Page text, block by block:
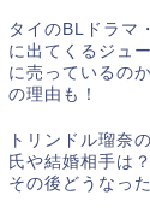
タイのBLドラマ
に出てくるジュ
に売っているの
の理由も！
トリンドル瑠奈
氏や結婚相手は
その後どうなっ